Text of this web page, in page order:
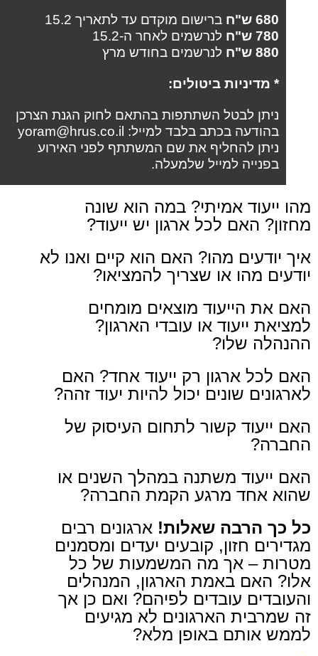
680 ש"ח
ברישום מוקדם עד לתאריך 15.2
780 ש"ח
לנרשמים לאחר ה-15.2
880 ש"ח
לנרשמים בחודש מרץ
* מדיניות ביטולים:
ניתן לבטל השתתפות בהתאם לחוק הגנת הצרכן
בהודעה בכתב בלבד למייל: yoram@hrus.co.il
ניתן להחליף את שם המשתתף לפני האירוע
בפנייה למייל שלמעלה.
מהו ייעוד אמיתי? במה הוא שונה
מחזון? האם לכל ארגון יש ייעוד?
איך יודעים מהו? האם הוא קיים ואנו לא
יודעים מהו או שצריך להמציאו?
האם את הייעוד מוצאים מומחים
למציאת ייעוד או עובדי הארגון?
ההנהלה שלו?
האם לכל ארגון רק ייעוד אחד? האם
לארגונים שונים יכול להיות יעוד זהה?
האם ייעוד קשור לתחום העיסוק של
החברה?
האם ייעוד משתנה במהלך השנים או
שהוא אחד מרגע הקמת החברה?
כל כך הרבה שאלות! ארגונים רבים
מגדירים חזון, קובעים יעדים ומסמנים
מטרות – אך מה המשמעות של כל
אלו? האם באמת הארגון, המנהלים
והעובדים עובדים לפיהם? ואם כן אך
זה שמרבית הארגונים לא מגיעים
לממש אותם באופן מלא?